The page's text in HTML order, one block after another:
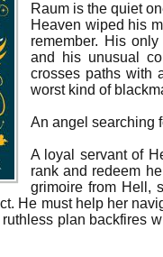
Raum is the quiet
Heaven wiped his
remember. His
and his unusual
crosses paths with
worst kind of
An angel searching
A loyal servant of
rank and redeem
grimoire from Hell,
He must help her
plan backfires